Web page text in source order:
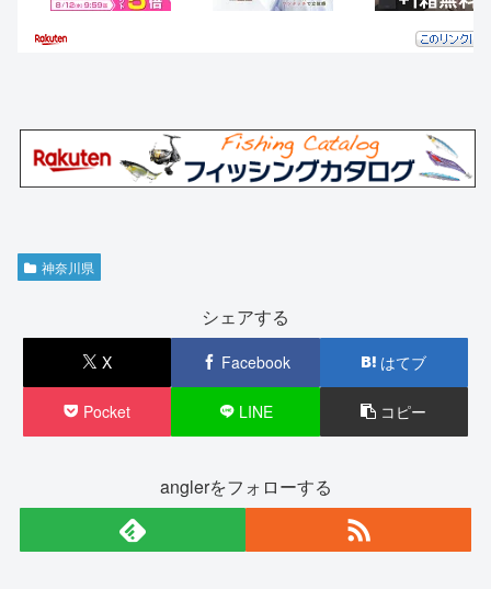
神奈川県
シェアする
X Facebook はてブ
Pocket LINE コピー
anglerをフォローする